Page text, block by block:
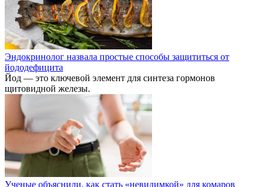
Эндокринолог назвала простые способы защититься от
йододефицита
Йод — это ключевой элемент для синтеза гормонов
щитовидной железы.
Ученые объяснили, как стать «невидимкой» для комаров